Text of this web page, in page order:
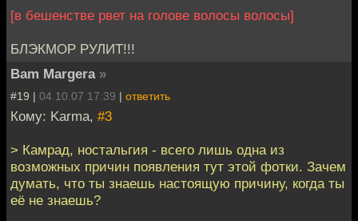
[в бешенстве рвет на голове волосы волосы]
БЛЭКМОР РУЛИТ!!!
Bam Margera »
#19 | 04.10.07 17:39 | ответить
Кому: Karma, #3
> Камрад, ностальгия - всего лишь одна из
возможных причин появления тут этой фотки. Зачем
думать, что ты знаешь настоящую причину, когда ты
её не знаешь?